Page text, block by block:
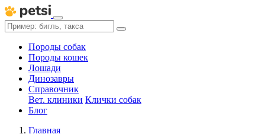
Породы собак
Породы кошек
Лошади
Динозавры
Справочник
Вет. клиники Клички собак
Блог
Главная